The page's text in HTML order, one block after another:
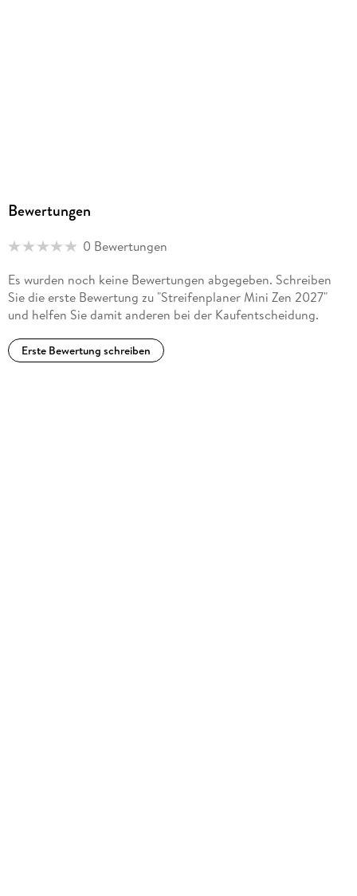
Bewertungen
0 Bewertungen
Es wurden noch keine Bewertungen abgegeben. Schreiben
Sie die erste Bewertung zu "Streifenplaner Mini Zen 2027"
und helfen Sie damit anderen bei der Kaufentscheidung.
Erste Bewertung schreiben